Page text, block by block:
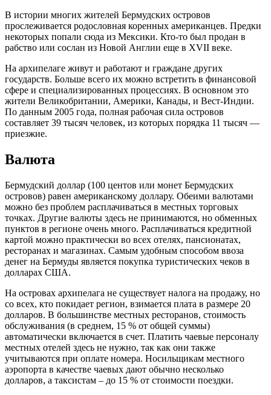
В истории многих жителей Бермудских островов
прослеживается родословная коренных американцев. Предки
некоторых попали сюда из Мексики. Кто-то был продан в
рабство или сослан из Новой Англии еще в XVII веке.
На архипелаге живут и работают и граждане других
государств. Больше всего их можно встретить в финансовой
сфере и специализированных процессиях. В основном это
жители Великобритании, Америки, Канады, и Вест-Индии.
По данным 2005 года, полная рабочая сила островов
составляет 39 тысяч человек, из которых порядка 11 тысяч —
приезжие.
Валюта
Бермудский доллар (100 центов или монет Бермудских
островов) равен американскому доллару. Обеими валютами
можно без проблем расплачиваться в местных торговых
точках. Другие валюты здесь не принимаются, но обменных
пунктов в регионе очень много. Расплачиваться кредитной
картой можно практически во всех отелях, пансионатах,
ресторанах и магазинах. Самым удобным способом ввоза
денег на Бермуды является покупка туристических чеков в
долларах США.
На островах архипелага не существует налога на продажу, но
со всех, кто покидает регион, взимается плата в размере 20
долларов. В большинстве местных ресторанов, стоимость
обслуживания (в среднем, 15 % от общей суммы)
автоматически включается в счет. Платить чаевые персоналу
местных отелей здесь не нужно, так как они также
учитываются при оплате номера. Носильщикам местного
аэропорта в качестве чаевых дают обычно несколько
долларов, а таксистам – до 15 % от стоимости поездки.